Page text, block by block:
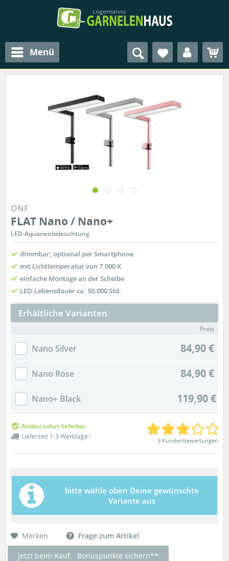
Menü
ONF
FLAT Nano / Nano+
LED-Aquarienbeleuchtung
dimmbar; optional per Smartphone
mit Lichttemperatur von 7.000 K
einfache Montage an der Scheibe
LED-Lebensdauer ca. 50.000 Std.
Erhältliche Varianten
Preis
Nano Silver 84,90 €
Nano Rose 84,90 €
Nano+ Black 119,90 €
Artikel sofort lieferbar
Lieferzeit 1-3 Werktage* 3 Kundenbewertungen
bitte wähle oben Deine gewünschte
Variante aus
Merken Frage zum Artikel
jetzt beim Kauf Bonuspunkte sichern**